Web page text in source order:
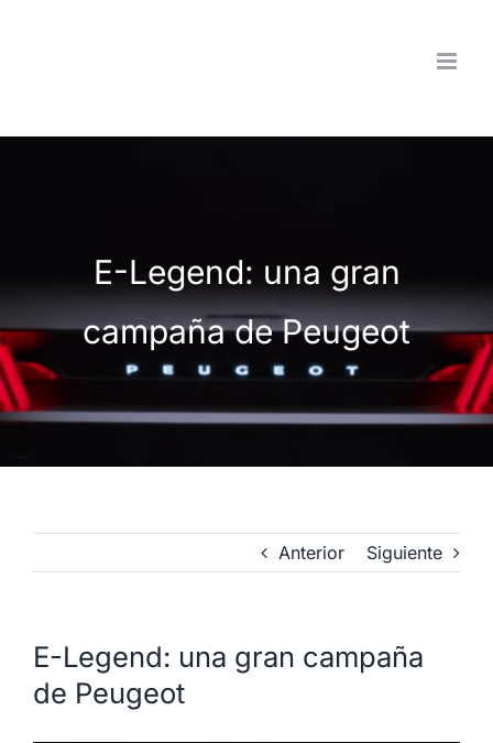
E-Legend: una gran
campaña de Peugeot
Anterior Siguiente
E-Legend: una gran campaña
de Peugeot